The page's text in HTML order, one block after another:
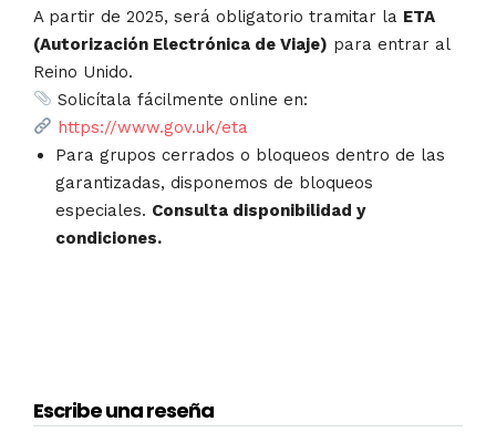
A partir de 2025, será obligatorio tramitar la ETA
(Autorización Electrónica de Viaje) para entrar al
Reino Unido.
Solicítala fácilmente online en:
https://www.gov.uk/eta
Para grupos cerrados o bloqueos dentro de las
garantizadas, disponemos de bloqueos
especiales. Consulta disponibilidad y
condiciones.
Escribe una reseña